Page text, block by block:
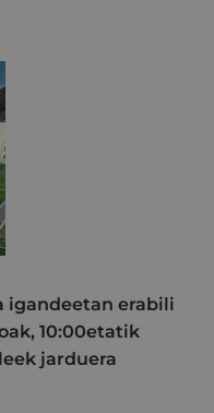
igandeetan erabili
10:00etatik
jarduera